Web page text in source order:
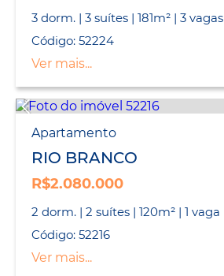
3 dorm. | 3 suítes | 181m² | 3 vagas
Código: 52224
Ver mais...
Apartamento
RIO BRANCO
R$2.080.000
2 dorm. | 2 suítes | 120m² | 1 vaga
Código: 52216
Ver mais...